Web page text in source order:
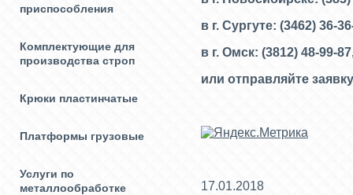
приспособления
Комплектующие для
производства строп
Крюки пластинчатые
Платформы грузовые
Услуги по
металлообработке
в г. Сургуте: (3462) 36-
в г. Омск: (3812) 48-99-
или отправляйте
17.01.2018